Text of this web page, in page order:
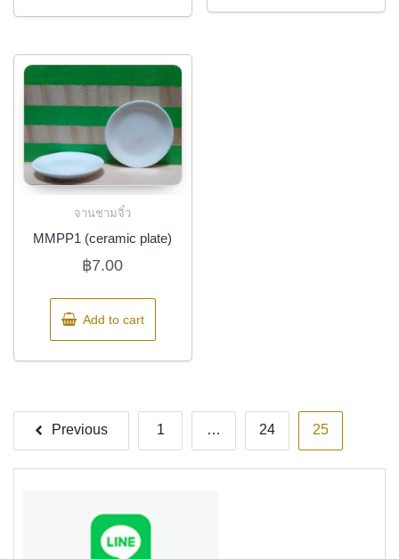
จานชามจิ๋ว
MMPP1 (ceramic plate)
฿7.00
Add to cart
Posts
pagination
Previous 1 … 24 25